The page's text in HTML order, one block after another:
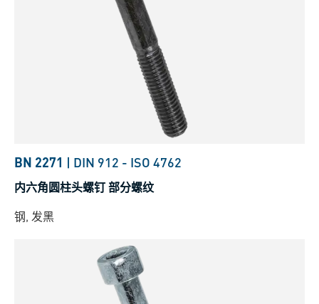
BN 2271 | DIN 912 - ISO 4762
内六角圆柱头螺钉 部分螺纹
钢, 发黑